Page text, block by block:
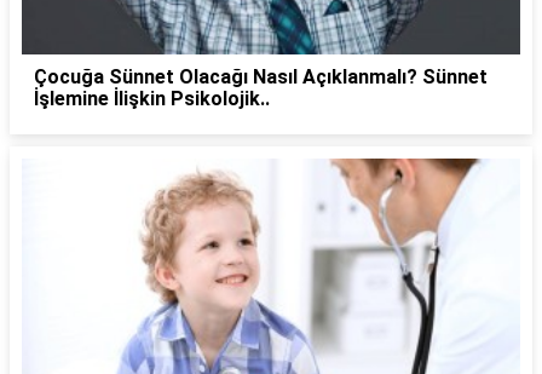
Çocuğa Sünnet Olacağı Nasıl Açıklanmalı? Sünnet
İşlemine İlişkin Psikolojik..